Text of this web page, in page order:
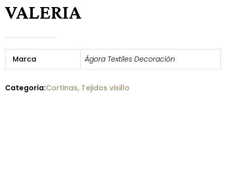
VALERIA
Marca Ágora Textiles Decoración
Categoría:Cortinas, Tejidos visillo